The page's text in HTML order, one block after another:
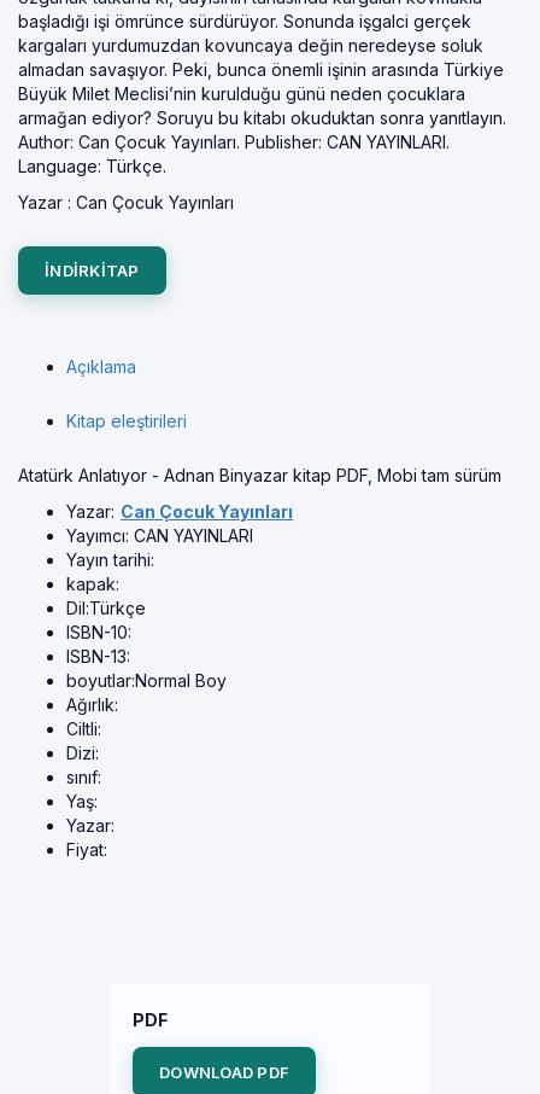
başladığı işi ömrünce sürdürüyor. Sonunda işgalci gerçek
kargaları yurdumuzdan kovuncaya değin neredeyse soluk
almadan savaşıyor. Peki, bunca önemli işinin arasında Türkiye
Büyük Milet Meclisi’nin kurulduğu günü neden çocuklara
armağan ediyor? Soruyu bu kitabı okuduktan sonra yanıtlayın.
Author: Can Çocuk Yayınları. Publisher: CAN YAYINLARI.
Language: Türkçe.
Yazar : Can Çocuk Yayınları
INDIRKITAP
Açıklama
Kitap eleştirileri
Atatürk Anlatıyor - Adnan Binyazar kitap PDF, Mobi tam sürüm
Yazar: Can Çocuk Yayınları
Yayımcı: CAN YAYINLARI
Yayın tarihi:
kapak:
Dil:Türkçe
ISBN-10:
ISBN-13:
boyutlar:Normal Boy
Ağırlık:
Ciltli:
Dizi:
sınıf:
Yaş:
Yazar:
Fiyat:
PDF
DOWNLOAD PDF